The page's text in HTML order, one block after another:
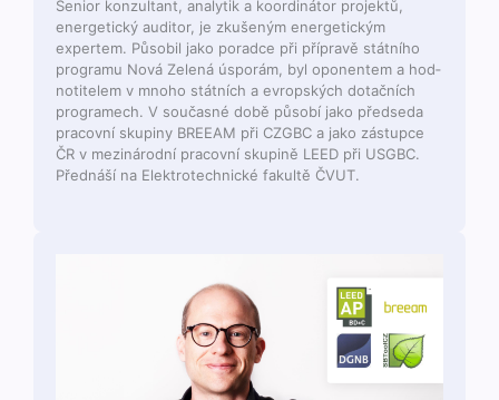
Senior konzul­tant, ana­lytik a koordiná­tor pro­jek­tů,
ener­get­ický audi­tor, je zkušeným ener­get­ick­ým
expertem. Půso­bil jako porad­ce při přípravě stát­ního
pro­gra­mu Nová Zelená úsporám, byl opo­nen­tem a hod­
notitelem v mno­ho stát­ních a evrop­ských dotačních
pro­gramech. V součas­né době působí jako předse­da
pra­cov­ní skupiny BREEAM při CZGBC a jako zás­tupce
ČR v mez­inárod­ní pra­cov­ní skupině LEED při USGBC.
Před­náší na Elek­trotech­nické fakultě ČVUT.